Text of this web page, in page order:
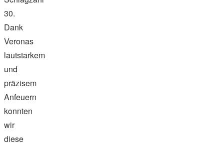
30.
Dank
Veronas
lautstarkem
und
präzisem
Anfeuern
konnten
wir
diese